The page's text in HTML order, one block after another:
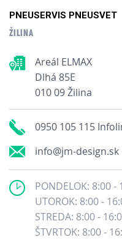
PNEUSERVIS PNEUSVET
ŽILINA
Areál ELMAX
Dlhá 85E
010 09 Žilina
0950 105 115
info@jm-design.sk
PONDELOK: 8:00 -
UTOROK: 8:00 -
STREDA: 8:00 -
ŠTVRTOK: 8:00 -